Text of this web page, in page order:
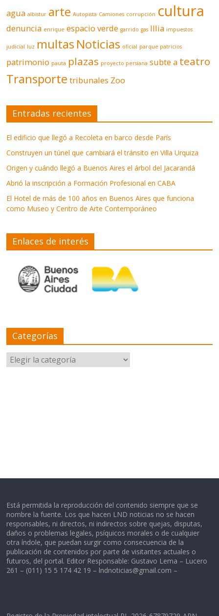
agua albistur arte Autopista Camiones corrupción cultura
denuncia enrique espacio verde garrido gas Illia impuestos
judicial luz multas Noticias oficial parque patricios
patrimonio pauta plazas proyecto persiana subte a teatro
Transporte tribunales Zoo
Entradas recientes
El edificio que llegó a Recoleta en barco desde París
Construyen un túnel que cambiará el tránsito en Villa Urquiza
Origen y cuándo llegó a Buenos Aires el árbol del Jacarandá
Abrió la inscripción a Formación Profesional en CABA
El Hotel de más de 100 años en Buenos Aires que funciona
como Museo y Centro de Arte Contemporáneo
Enlaces de interés
Categorías
Categorías
Está permitida la reproducción del contenido siempre que se
nombre la fuente. Los que hacen LND noticias no se hacen
responsables, ni directos, ni indirectos sobre quejas, disputas,
daños o problemas legales, psíquicos morales o de cualquier
otra índole, que puedan surgir como consecuencia de la
publicación de contenidos por parte de visitantes actuales o
futuros, del portal. Editor Responsable: Gustavo Lema – Lucero
261 – (011) 15 5 174 42 19 – lndnoticias@gmail.com –